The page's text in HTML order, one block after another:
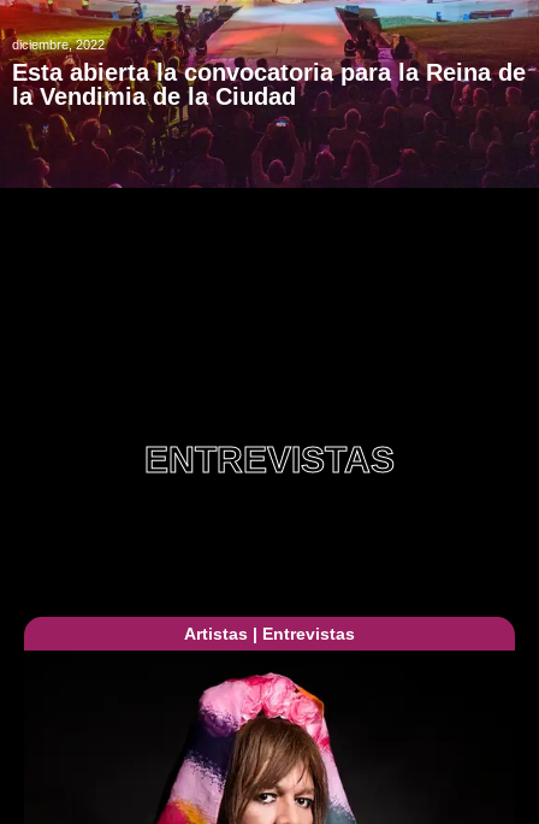
diciembre, 2022
Esta abierta la convocatoria para la Reina de
la Vendimia de la Ciudad
ENTREVISTAS
Artistas | Entrevistas